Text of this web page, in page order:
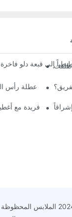
إلى قبعة دلو فاخرة
ابتداءً من عطلة رأس
تميز بإطلالة فريدة مع
حقوق الطبع والنشر © 2024